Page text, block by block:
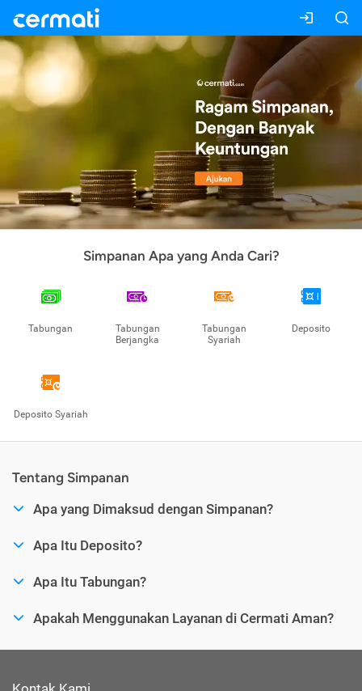
Simpanan Apa yang Anda Cari?
Tabungan
Tabungan
Berjangka
Tabungan
Syariah
Deposito
Deposito Syariah
Tentang Simpanan
Apa yang Dimaksud dengan Simpanan?
Apa Itu Deposito?
Apa Itu Tabungan?
Apakah Menggunakan Layanan di Cermati Aman?